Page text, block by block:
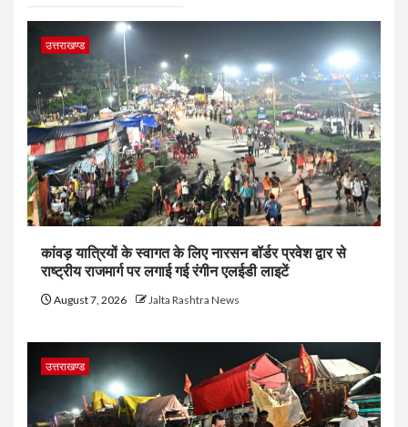
उत्तराखण्ड
कांवड़ यात्रियों के स्वागत के लिए नारसन बॉर्डर प्रवेश द्वार से
राष्ट्रीय राजमार्ग पर लगाई गई रंगीन एलईडी लाइटें
August 7, 2026 Jalta Rashtra News
उत्तराखण्ड